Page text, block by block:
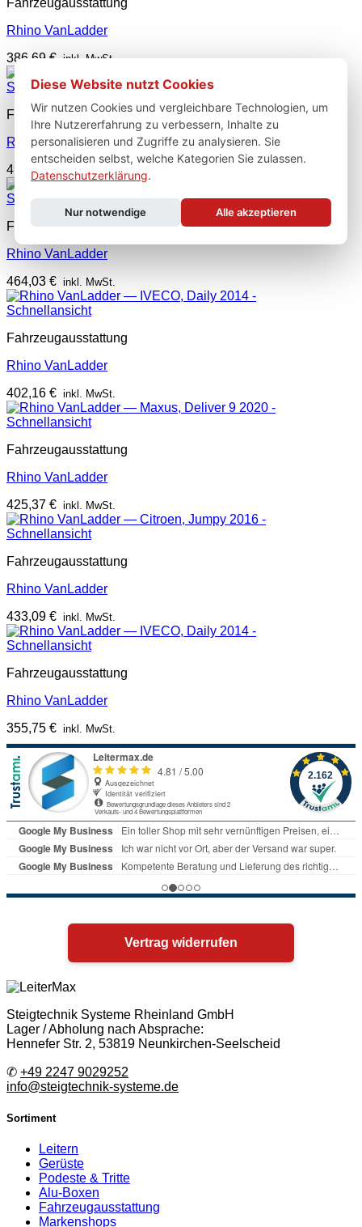
Rhino VanLadder
386,69 € inkl. MwSt.
Schnellansicht
Fahrzeugausstattung
Rhino VanLadder
494,97
inkl. MwSt.
Schnellansicht
Fahrzeugausstattung
Rhino VanLadder
464,03 € inkl. MwSt.
Schnellansicht
Fahrzeugausstattung
Rhino VanLadder
402,16 € inkl. MwSt.
Schnellansicht
Fahrzeugausstattung
Rhino VanLadder
425,37 € inkl. MwSt.
Schnellansicht
Fahrzeugausstattung
Rhino VanLadder
433,09 € inkl. MwSt.
Schnellansicht
Fahrzeugausstattung
Rhino VanLadder
355,75 € inkl. MwSt.
Vertrag widerrufen
Steigtechnik Systeme Rheinland GmbH
Lager / Abholung nach Absprache:
Hennefer Str. 2, 53819 Neunkirchen-Seelscheid
✆ +49 2247 9029252
info@steigtechnik-systeme.de
Sortiment
Leitern
Gerüste
Podeste & Tritte
Alu-Boxen
Fahrzeugausstattung
Markenshops
Diese Website nutzt Cookies
Wir nutzen Cookies und vergleichbare Technologien, um
Ihre Nutzererfahrung zu verbessern, Inhalte zu
personalisieren und Zugriffe zu analysieren. Sie
entscheiden selbst, welche Kategorien Sie zulassen.
Datenschutzerklärung.
Nur notwendige Alle akzeptieren